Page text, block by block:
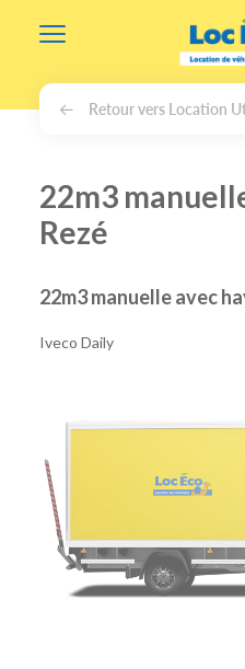
Retour vers Location
22m3
Rezé
22m3 manuelle avec
Iveco Daily